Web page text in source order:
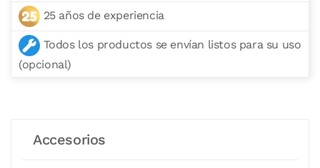
25 años de experiencia
Todos los productos se envían listos para su uso
(opcional)
Accesorios